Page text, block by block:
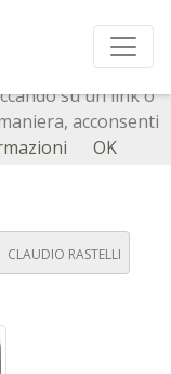
CLAUDIO RASTELLI
utilizzati si
ed utili
Chiudendo questo
su un link o
acconsenti
OK